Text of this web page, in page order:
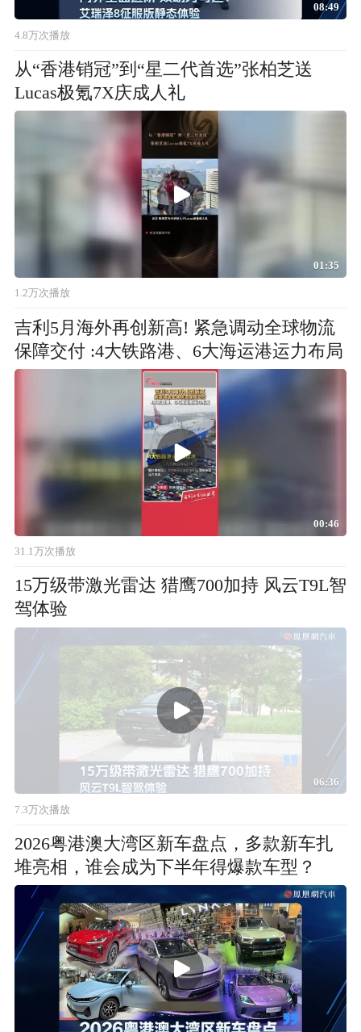
08:49
4.8万次播放
从“香港销冠”到“星二代首选”张柏芝送
Lucas极氪7X庆成人礼
01:35
1.2万次播放
吉利5月海外再创新高! 紧急调动全球物流
保障交付 :4大铁路港、6大海运港运力布局
00:46
31.1万次播放
15万级带激光雷达 猎鹰700加持 风云T9L智
驾体验
06:36
7.3万次播放
2026粤港澳大湾区新车盘点，多款新车扎
堆亮相，谁会成为下半年得爆款车型？